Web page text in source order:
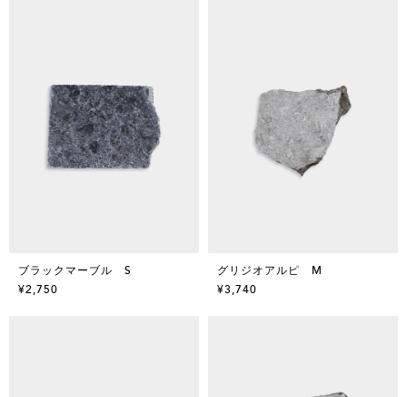
ブラックマーブル S
¥2,750
グリジオアルピ M
¥3,740